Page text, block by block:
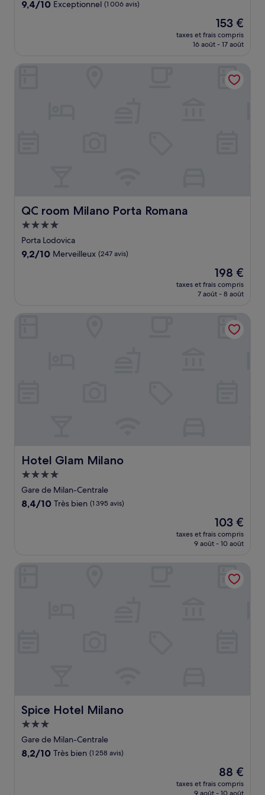
9.4
9,4/10 Exceptionnel (1 006 avis)
Le
nouveau
prix
de
153 €
153 €
taxes et frais compris
16 août - 17 août
QC room Milano Porta Romana
QC room Milano Porta Romana
Hébergement
4.0 étoiles
Porta Lodovica
9.2
9,2/10 Merveilleux (247 avis)
Le
nouveau
prix
de
198 €
198 €
taxes et frais compris
7 août - 8 août
Hotel Glam Milano
Hotel Glam Milano
Hébergement
4.0 étoiles
Gare de Milan-Centrale
8.4
8,4/10 Très bien (1 395 avis)
Le
nouveau
prix
de
103 €
103 €
taxes et frais compris
9 août - 10 août
Spice Hotel Milano
Spice Hotel Milano
Hébergement
3.0 étoiles
Gare de Milan-Centrale
8.2
8,2/10 Très bien (1 258 avis)
Le
nouveau
prix
88 €
taxes et frais compris